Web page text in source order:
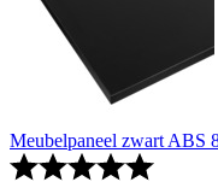
Meubelpaneel zwart ABS